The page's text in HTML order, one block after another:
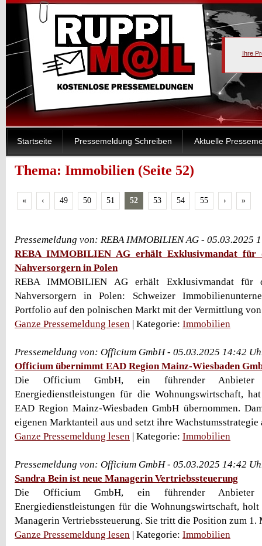
Ihre
Startseite Pressemeldung Schreiben Aktuelle
Thema: Immobilien (Seite 52)
« ‹ 49 50 51 52 53 54 55 › »
Pressemeldung von: REBA IMMOBILIEN AG - 05.03.2025
REBA IMMOBILIEN AG erhält Exklusivmandat für
Nahversorgern in Polen
REBA IMMOBILIEN AG erhält Exklusivmandat für
Nahversorgern in Polen: Schweizer
Portfolio auf den polnischen Markt mit der Vermittlung
Ganze Pressemeldung lesen | Kategorie: Immobilien
Pressemeldung von: Officium GmbH - 05.03.2025 14:42
Officium übernimmt EAD Region Mainz-Wiesbaden
Die Officium GmbH, ein führender
Energiedienstleistungen für die Wohnungswirtschaft,
EAD Region Mainz-Wiesbaden GmbH übernommen.
eigenen Marktanteil aus und setzt ihre
Ganze Pressemeldung lesen | Kategorie: Immobilien
Pressemeldung von: Officium GmbH - 05.03.2025 14:42
Sandra Bein ist neue Managerin Vertriebssteuerung
Die Officium GmbH, ein führender
Energiedienstleistungen für die Wohnungswirtschaft, holt
Managerin Vertriebssteuerung. Sie tritt die Position zum 1.
Ganze Pressemeldung lesen | Kategorie: Immobilien